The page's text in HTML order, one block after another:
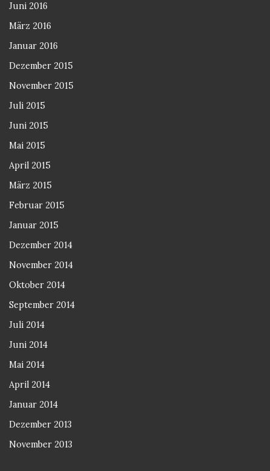
Juni 2016
März 2016
Januar 2016
Dezember 2015
November 2015
Juli 2015
Juni 2015
Mai 2015
April 2015
März 2015
Februar 2015
Januar 2015
Dezember 2014
November 2014
Oktober 2014
September 2014
Juli 2014
Juni 2014
Mai 2014
April 2014
Januar 2014
Dezember 2013
November 2013